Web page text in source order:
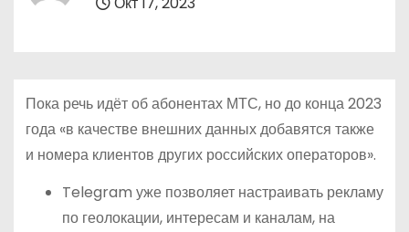
Пока речь идёт об абонентах МТС, но до конца 2023
года «в качестве внешних данных добавятся также
и номера клиентов других российских операторов».
Telegram уже позволяет настраивать рекламу
по геолокации, интересам и каналам, на